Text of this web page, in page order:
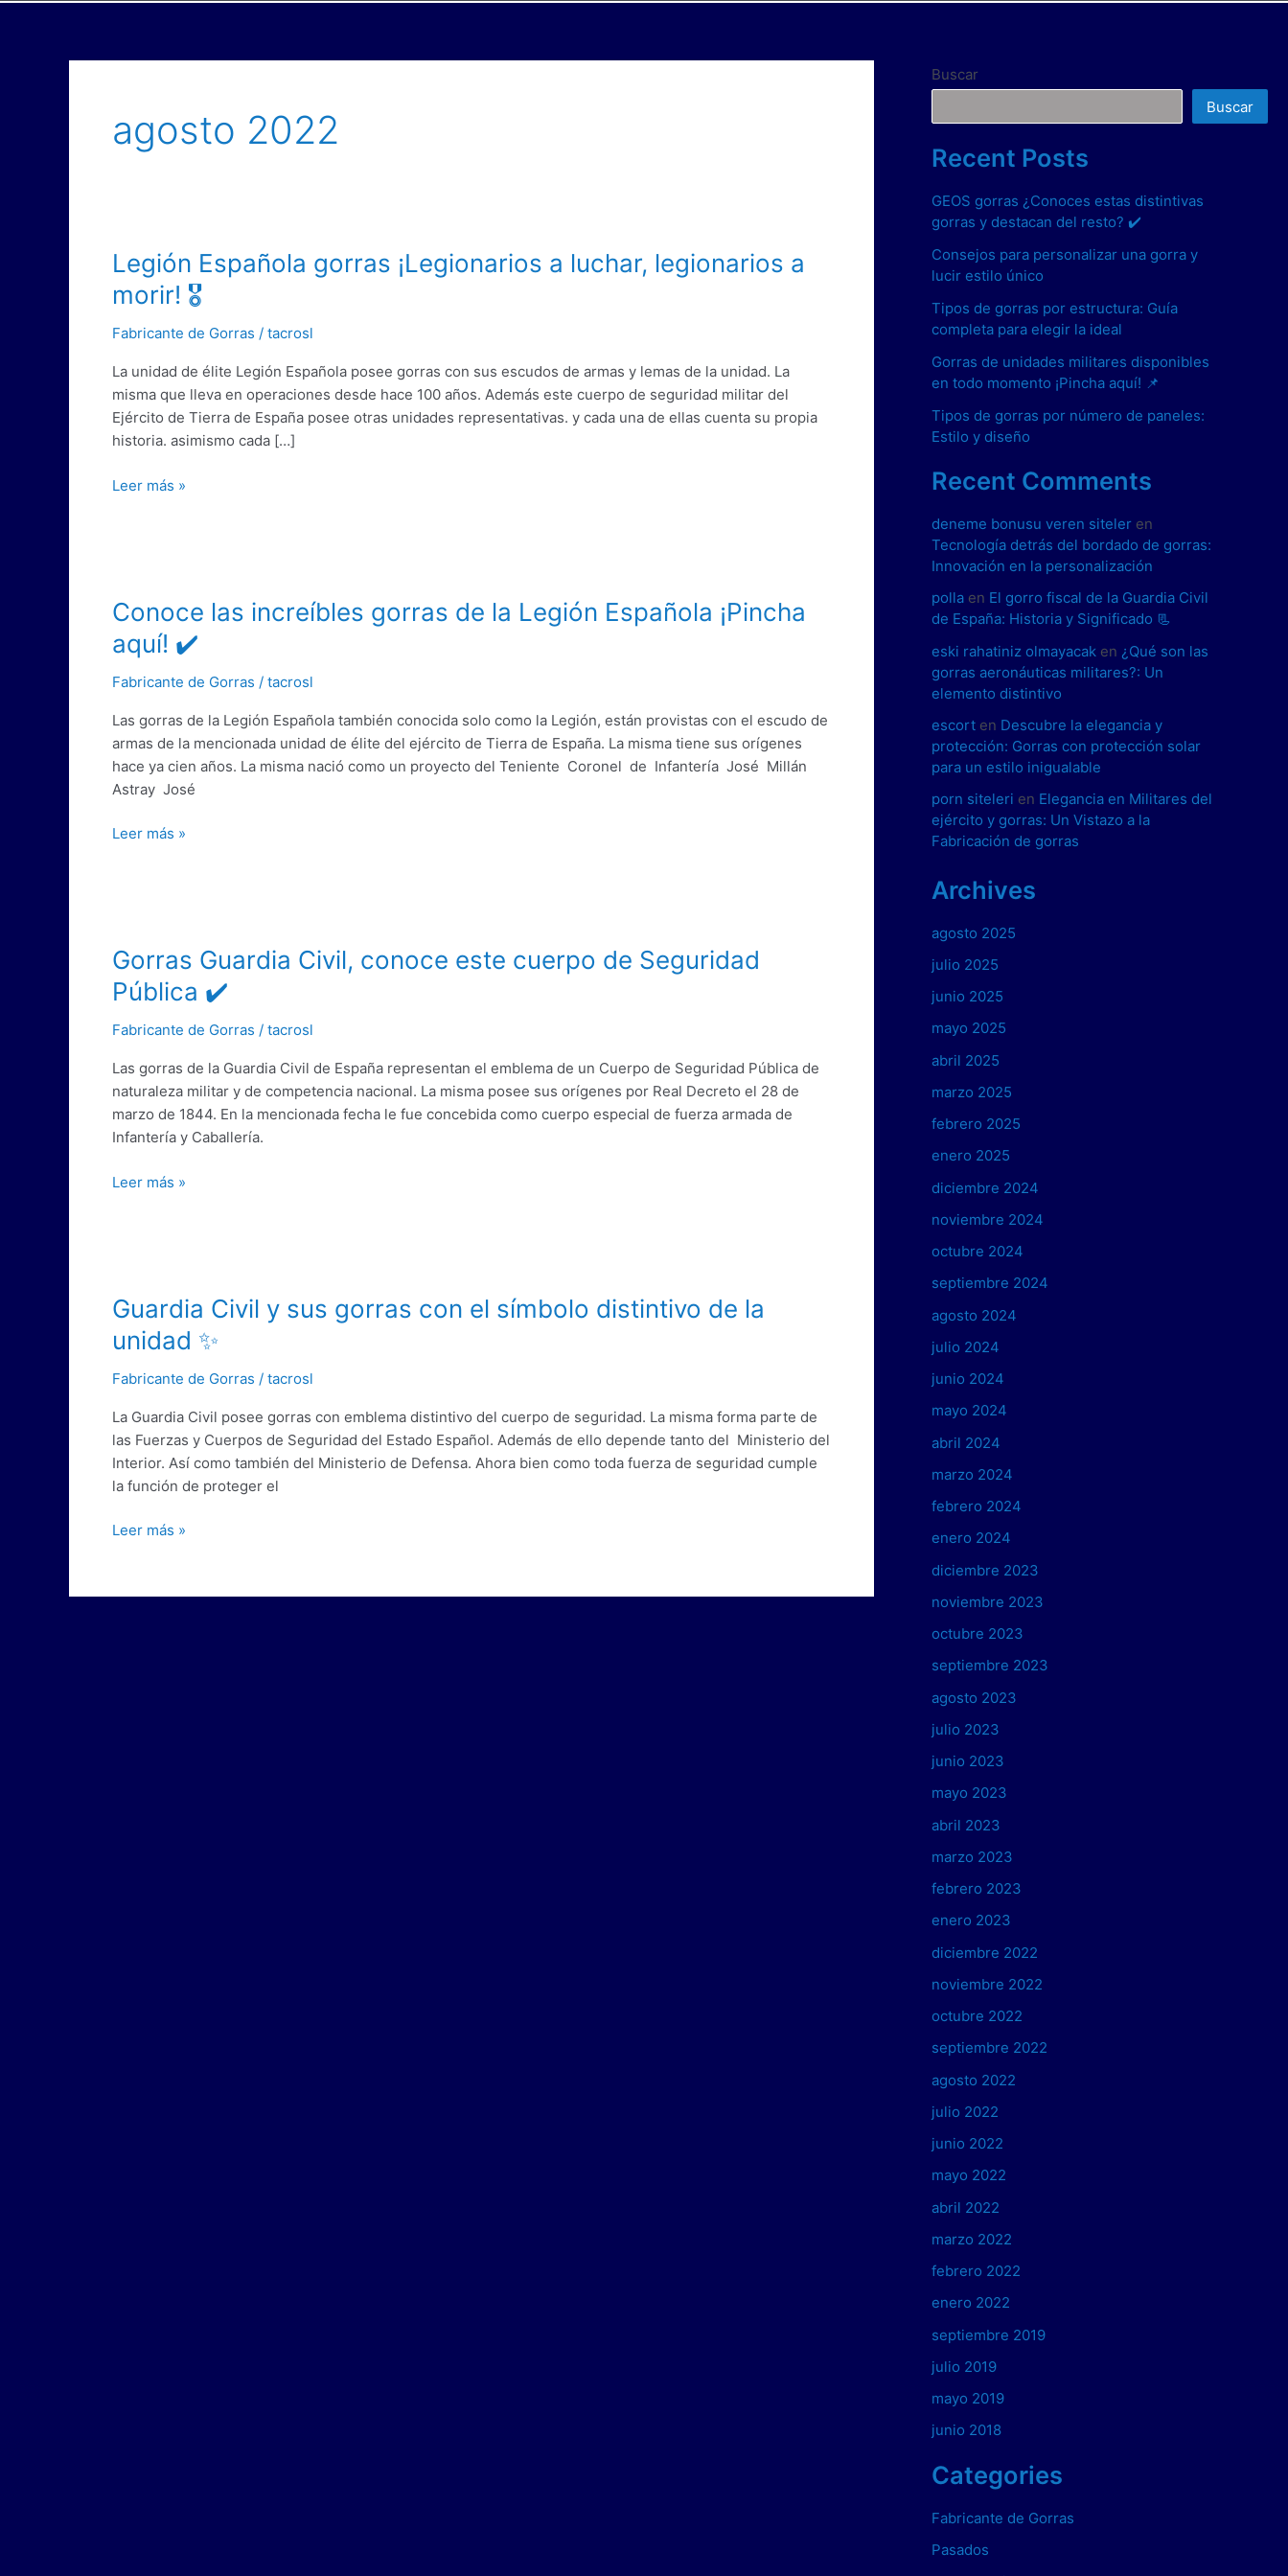
agosto 2022
Legión Española gorras ¡Legionarios a luchar, legionarios a
morir! 🎖️
Fabricante de Gorras / tacrosl
La unidad de élite Legión Española posee gorras con sus escudos de armas y lemas de la unidad. La
misma que lleva en operaciones desde hace 100 años. Además este cuerpo de seguridad militar del
Ejército de Tierra de España posee otras unidades representativas. y cada una de ellas cuenta su propia
historia. asimismo cada […]
Legión
Española
gorras
¡Legionarios
luchar,
legionarios
a
morir!
Leer más »
Conoce las increíbles gorras de la Legión Española ¡Pincha
aquí! ✔️
Fabricante de Gorras / tacrosl
Las gorras de la Legión Española también conocida solo como la Legión, están provistas con el escudo de
armas de la mencionada unidad de élite del ejército de Tierra de España. La misma tiene sus orígenes
hace ya cien años. La misma nació como un proyecto del Teniente Coronel de Infantería José Millán
Astray José
Conoce
increíbles
gorras
la
Legión
Española
¡Pincha
✔️
Leer más »
Gorras Guardia Civil, conoce este cuerpo de Seguridad
Pública ✔️
Fabricante de Gorras / tacrosl
Las gorras de la Guardia Civil de España representan el emblema de un Cuerpo de Seguridad Pública de
naturaleza militar y de competencia nacional. La misma posee sus orígenes por Real Decreto el 28 de
marzo de 1844. En la mencionada fecha le fue concebida como cuerpo especial de fuerza armada de
Infantería y Caballería.
Gorras
Guardia
Civil,
conoce
cuerpo
de
Seguridad
Pública
Leer más »
Guardia Civil y sus gorras con el símbolo distintivo de la
unidad ✨
Fabricante de Gorras / tacrosl
La Guardia Civil posee gorras con emblema distintivo del cuerpo de seguridad. La misma forma parte de
las Fuerzas y Cuerpos de Seguridad del Estado Español. Además de ello depende tanto del Ministerio del
Interior. Así como también del Ministerio de Defensa. Ahora bien como toda fuerza de seguridad cumple
la función de proteger el
Guardia
y
sus
con
el
símbolo
distintivo
la
Leer más »
Buscar
Buscar
Recent Posts
GEOS gorras ¿Conoces estas distintivas
gorras y destacan del resto? ✔️
Consejos para personalizar una gorra y
lucir estilo único
Tipos de gorras por estructura: Guía
completa para elegir la ideal
Gorras de unidades militares disponibles
en todo momento ¡Pincha aquí! 📌
Tipos de gorras por número de paneles:
Estilo y diseño
Recent Comments
deneme bonusu veren siteler en
Tecnología detrás del bordado de gorras:
Innovación en la personalización
polla en El gorro fiscal de la Guardia Civil
de España: Historia y Significado 📃
eski rahatiniz olmayacak en ¿Qué son las
gorras aeronáuticas militares?: Un
elemento distintivo
escort en Descubre la elegancia y
protección: Gorras con protección solar
para un estilo inigualable
porn siteleri en Elegancia en Militares del
ejército y gorras: Un Vistazo a la
Fabricación de gorras
Archives
agosto 2025
julio 2025
junio 2025
mayo 2025
abril 2025
marzo 2025
febrero 2025
enero 2025
diciembre 2024
noviembre 2024
octubre 2024
septiembre 2024
agosto 2024
julio 2024
junio 2024
mayo 2024
abril 2024
marzo 2024
febrero 2024
enero 2024
diciembre 2023
noviembre 2023
octubre 2023
septiembre 2023
agosto 2023
julio 2023
junio 2023
mayo 2023
abril 2023
marzo 2023
febrero 2023
enero 2023
diciembre 2022
noviembre 2022
octubre 2022
septiembre 2022
agosto 2022
julio 2022
junio 2022
mayo 2022
abril 2022
marzo 2022
febrero 2022
enero 2022
septiembre 2019
julio 2019
mayo 2019
junio 2018
Categories
Fabricante de Gorras
Pasados